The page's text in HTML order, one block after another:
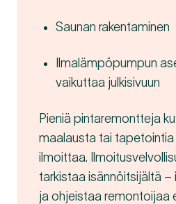
Saunan rakentaminen
Ilmalämpöpumpun
vaikuttaa julkisivuun
Pieniä pintaremontteja
maalausta tai
ilmoittaa.
tarkistaa isännöitsijältä
ja ohjeistaa remontoijaa